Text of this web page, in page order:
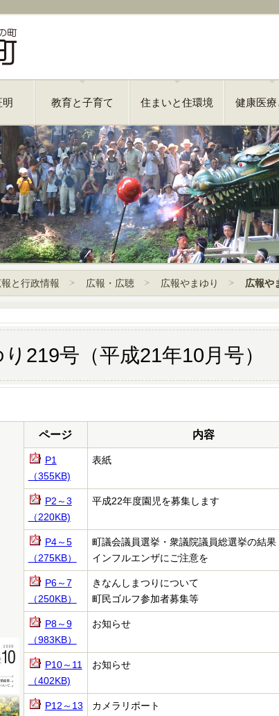
明 教育と子育て 住まいと住環境 健康医療
報と行政情報 広報・広聴 広報やまゆり 広報や
219号（平成21年10月号）
ページ 内容
P1
（355KB)
表紙
P2～3
（220KB)
平成22年度園児を募集します
P4～5
（275KB）
町議会議員選挙・衆議院議員総選挙の結果
インフルエンザにご注意を
P6～7
（250KB）
きなんしまつりについて
町民ゴルフ参加者募集等
P8～9
（983KB）
お知らせ
P10～11
（402KB)
お知らせ
P12～13
カメラリポート